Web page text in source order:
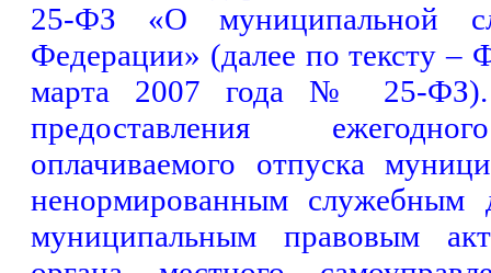
25-ФЗ «О муниципальной
Федерации» (далее по тексту –
марта 2007 года № 25-ФЗ).
предоставления
оплачиваемого отпуска
ненормированным служебным
муниципальным правовым